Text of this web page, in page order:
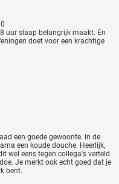
uur slaap belangrijk maakt. En
doet voor een krachtige
een goede gewoonte. In de
een koude douche. Heerlijk,
wel eens tegen collega's verteld
Je merkt ook echt goed dat je
bent.